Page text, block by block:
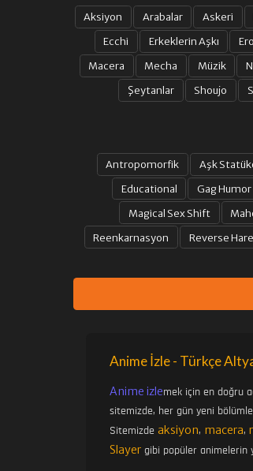
Aksiyon Arabalar Askeri
Ecchi
Erkeklerin Aşkı
Macera
Mecha Müzik
Şeytanlar
Shoujo
Antropomorfik Aşk
Educational
Gag Humor
Magical Sex Shift
Reenkarnasyon
Reverse
Anime İzle - Türkçe
Anime izlemek için en doğru
sitemizde, her gün yeni
Sitemizde aksiyon, macera,
Slayergibi popüler animelerin